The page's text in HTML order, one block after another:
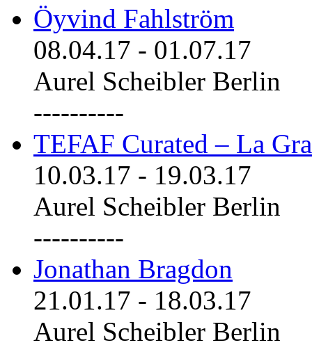
Öyvind Fahlström
08.04.17 - 01.07.17
Aurel Scheibler Berlin
----------
TEFAF Curated – La
10.03.17 - 19.03.17
Aurel Scheibler Berlin
----------
Jonathan Bragdon
21.01.17 - 18.03.17
Aurel Scheibler Berlin